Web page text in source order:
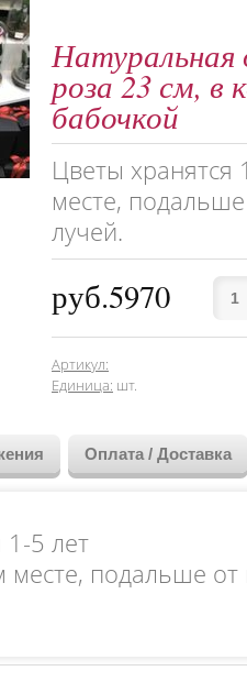
Натуральная
роза 23 см, в
бабочкой
Цветы хранятся
месте,
лучей.
руб.5970
Артикул:
Единица: шт.
Оплата / Доставка
1-5 лет
месте, подальше